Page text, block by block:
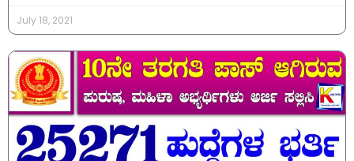
July 18, 2021